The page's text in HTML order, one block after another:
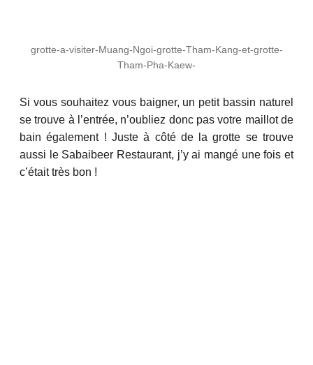
grotte-a-visiter-Muang-Ngoi-grotte-Tham-Kang-et-grotte-
Tham-Pha-Kaew-
Si vous souhaitez vous baigner, un petit bassin naturel
se trouve à l’entrée, n’oubliez donc pas votre maillot de
bain également ! Juste à côté de la grotte se trouve
aussi le Sabaibeer Restaurant, j’y ai mangé une fois et
c’était très bon !